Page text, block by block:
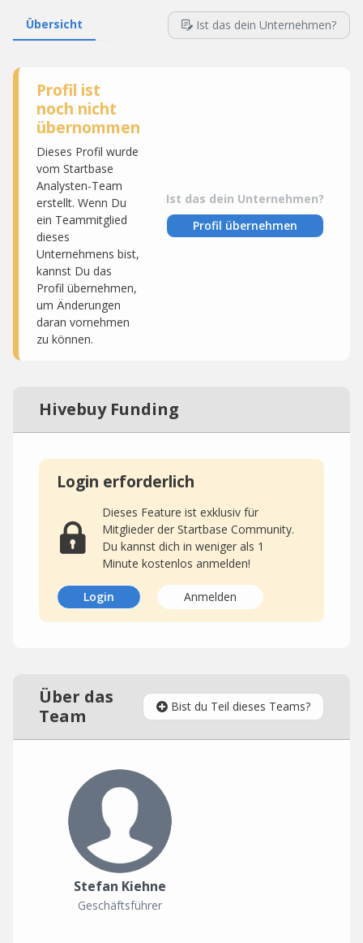
Übersicht Ist das dein Unternehmen?
Profil ist
noch nicht
übernommen
Dieses Profil wurde
vom Startbase
Analysten-Team
erstellt. Wenn Du
ein Teammitglied
dieses
Unternehmens bist,
kannst Du das
Profil übernehmen,
um Änderungen
daran vornehmen
zu können.
Ist das dein Unternehmen?
Profil übernehmen
Hivebuy Funding
Login erforderlich
Dieses Feature ist exklusiv für
Mitglieder der Startbase Community.
Du kannst dich in weniger als 1
Minute kostenlos anmelden!
Login Anmelden
Über das
Team
Bist du Teil dieses Teams?
Stefan Kiehne
Geschäftsführer